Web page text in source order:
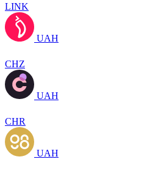
LINK
UAH
CHZ
UAH
CHR
UAH